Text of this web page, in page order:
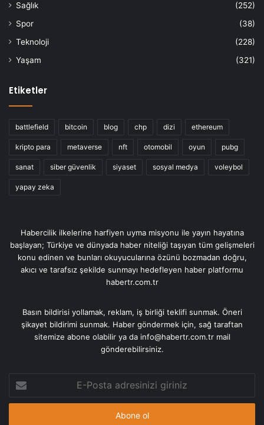
Sağlık
(252)
Spor
(38)
Teknoloji
(228)
Yaşam
(321)
Etiketler
battlefield bitcoin blog chp dizi ethereum
kripto para metaverse nft otomobil oyun pubg
sanat siber güvenlik siyaset sosyal medya voleybol
yapay zeka
Habercilik ilkelerine harfiyen uyma misyonu ile yayın hayatına
başlayan; Türkiye ve dünyada haber niteliği taşıyan tüm gelişmeleri
konu edinen ve bunları okuyucularına özünü bozmadan doğru,
akıcı ve tarafsız şekilde sunmayı hedefleyen haber platformu
habertr.com.tr
Basın bildirisi yollamak, reklam, iş birliği teklifi sunmak. Öneri
şikayet bildirimi sunmak. Haber göndermek için, sağ taraftan
sitemize abone olabilir ya da info@habertr.com.tr mail
gönderebilirsiniz.
Posta
adresinizi